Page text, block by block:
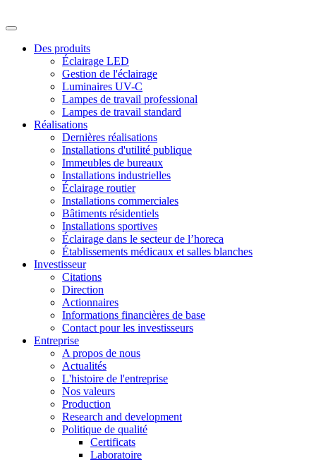
Des produits
Éclairage LED
Gestion de l'éclairage
Luminaires UV-C
Lampes de travail professional
Lampes de travail standard
Réalisations
Dernières réalisations
Installations d'utilité publique
Immeubles de bureaux
Installations industrielles
Éclairage routier
Installations commerciales
Bâtiments résidentiels
Installations sportives
Éclairage dans le secteur de l’horeca
Établissements médicaux et salles blanches
Investisseur
Citations
Direction
Actionnaires
Informations financières de base
Contact pour les investisseurs
Entreprise
A propos de nous
Actualités
L'histoire de l'entreprise
Nos valeurs
Production
Research and development
Politique de qualité
Certificats
Laboratoire